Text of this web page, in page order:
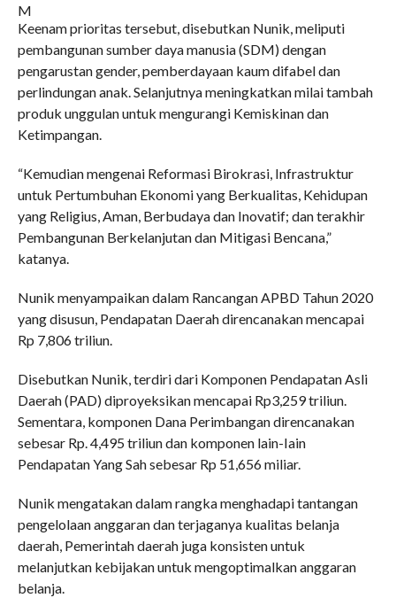
M
Keenam prioritas tersebut, disebutkan Nunik, meliputi
pembangunan sumber daya manusia (SDM) dengan
pengarustan gender, pemberdayaan kaum difabel dan
perlindungan anak. Selanjutnya meningkatkan milai tambah
produk unggulan untuk mengurangi Kemiskinan dan
Ketimpangan.
“Kemudian mengenai Reformasi Birokrasi, Infrastruktur
untuk Pertumbuhan Ekonomi yang Berkualitas, Kehidupan
yang Religius, Aman, Berbudaya dan Inovatif; dan terakhir
Pembangunan Berkelanjutan dan Mitigasi Bencana,”
katanya.
Nunik menyampaikan dalam Rancangan APBD Tahun 2020
yang disusun, Pendapatan Daerah direncanakan mencapai
Rp 7,806 triliun.
Disebutkan Nunik, terdiri dari Komponen Pendapatan Asli
Daerah (PAD) diproyeksikan mencapai Rp3,259 triliun.
Sementara, komponen Dana Perimbangan direncanakan
sebesar Rp. 4,495 triliun dan komponen lain-Iain
Pendapatan Yang Sah sebesar Rp 51,656 miliar.
Nunik mengatakan dalam rangka menghadapi tantangan
pengelolaan anggaran dan terjaganya kualitas belanja
daerah, Pemerintah daerah juga konsisten untuk
melanjutkan kebijakan untuk mengoptimalkan anggaran
belanja.